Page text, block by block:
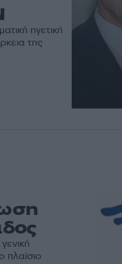
ηγετική
της
πλαίσιο